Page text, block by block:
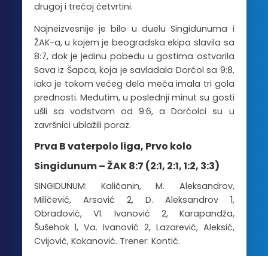
drugoj i trećoj četvrtini.
Najneizvesnije je bilo u duelu Singidunuma i
ŽAK-a, u kojem je beogradska ekipa slavila sa
8:7, dok je jedinu pobedu u gostima ostvarila
Sava iz Šapca, koja je savladala Dorćol sa 9:8,
iako je tokom većeg dela meča imala tri gola
prednosti. Međutim, u poslednji minut su gosti
ušli sa vođstvom od 9:6, a Dorćolci su u
završnici ublažili poraz.
Prva B vaterpolo liga, Prvo kolo
Singidunum – ŽAK 8:7 (2:1, 2:1, 1:2, 3:3)
SINGIDUNUM: Kaličanin, M. Aleksandrov,
Miličević, Arsović 2, D. Aleksandrov 1,
Obradović, Vl. Ivanović 2, Karapandža,
Šušehok 1, Va. Ivanović 2, Lazarević, Aleksić,
Cvijović, Kokanović. Trener: Kontić.